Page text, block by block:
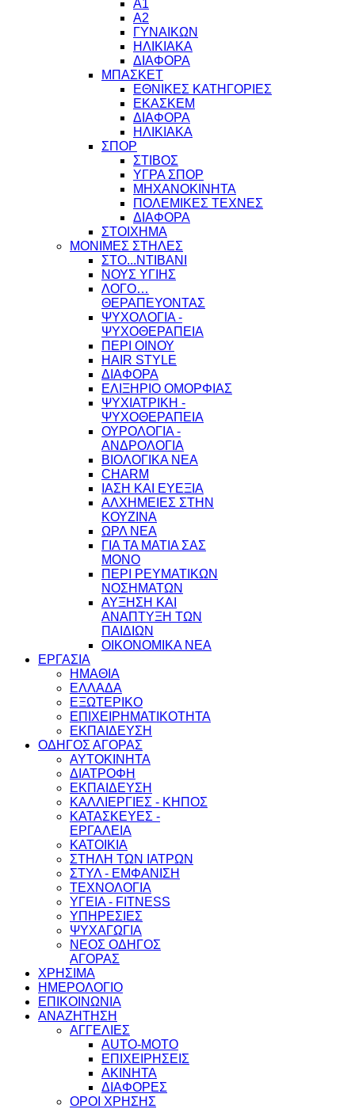
Α1
Α2
ΓΥΝΑΙΚΩΝ
ΗΛΙΚΙΑΚΑ
ΔΙΑΦΟΡΑ
ΜΠΑΣΚΕΤ
ΕΘΝΙΚΕΣ ΚΑΤΗΓΟΡΙΕΣ
ΕΚΑΣΚΕΜ
ΔΙΑΦΟΡΑ
ΗΛΙΚΙΑΚΑ
ΣΠΟΡ
ΣΤΙΒΟΣ
ΥΓΡΑ ΣΠΟΡ
ΜΗΧΑΝΟΚΙΝΗΤΑ
ΠΟΛΕΜΙΚΕΣ ΤΕΧΝΕΣ
ΔΙΑΦΟΡΑ
ΣΤΟΙΧΗΜΑ
ΜΟΝΙΜΕΣ ΣΤΗΛΕΣ
ΣΤΟ...ΝΤΙΒΑΝΙ
ΝΟΥΣ ΥΓΙΗΣ
ΛΟΓΟ…
ΘΕΡΑΠΕΥΟΝΤΑΣ
ΨΥΧΟΛΟΓΙΑ -
ΨΥΧΟΘΕΡΑΠΕΙΑ
ΠΕΡΙ ΟΙΝΟΥ
HAIR STYLE
ΔΙΑΦΟΡΑ
ΕΛΙΞΗΡΙΟ ΟΜΟΡΦΙΑΣ
ΨΥΧΙΑΤΡΙΚΗ -
ΨΥΧΟΘΕΡΑΠΕΙΑ
ΟΥΡΟΛΟΓΙΑ -
ΑΝΔΡΟΛΟΓΙΑ
ΒΙΟΛΟΓΙΚΑ ΝΕΑ
CHARM
ΙΑΣΗ ΚΑΙ ΕΥΕΞΙΑ
ΑΛΧΗΜΕΙΕΣ ΣΤΗΝ
ΚΟΥΖΙΝΑ
ΩΡΛ ΝEA
ΓΙΑ ΤΑ ΜΑΤΙΑ ΣΑΣ
ΜΟΝΟ
ΠΕΡΙ ΡΕΥΜΑΤΙΚΩΝ
ΝΟΣΗΜΑΤΩΝ
ΑΥΞΗΣΗ ΚΑΙ
ΑΝΑΠΤΥΞΗ ΤΩΝ
ΠΑΙΔΙΩΝ
ΟΙΚΟΝΟΜΙΚΑ ΝΕΑ
ΕΡΓΑΣΙΑ
ΗΜΑΘΙΑ
ΕΛΛΑΔΑ
ΕΞΩΤΕΡΙΚΟ
ΕΠΙΧΕΙΡΗΜΑΤΙΚΟΤΗΤΑ
ΕΚΠΑΙΔΕΥΣΗ
ΟΔΗΓΟΣ ΑΓΟΡΑΣ
ΑΥΤΟΚΙΝΗΤΑ
ΔΙΑΤΡΟΦΗ
ΕΚΠΑΙΔΕΥΣΗ
ΚΑΛΛΙΕΡΓΙΕΣ - ΚΗΠΟΣ
ΚΑΤΑΣΚΕΥΕΣ -
ΕΡΓΑΛΕΙΑ
ΚΑΤΟΙΚΙΑ
ΣΤΗΛΗ ΤΩΝ ΙΑΤΡΩΝ
ΣΤΥΛ - ΕΜΦΑΝΙΣΗ
ΤΕΧΝΟΛΟΓΙΑ
ΥΓΕΙΑ - FITNESS
ΥΠΗΡΕΣΙΕΣ
ΨΥΧΑΓΩΓΙΑ
ΝΕΟΣ ΟΔΗΓΟΣ
ΑΓΟΡΑΣ
ΧΡΗΣΙΜΑ
ΗΜΕΡΟΛΟΓΙΟ
ΕΠΙΚΟΙΝΩΝΙΑ
ΑΝΑΖΗΤΗΣΗ
ΑΓΓΕΛΙΕΣ
AUTO-MOTO
ΕΠΙΧΕΙΡΗΣΕΙΣ
ΑΚΙΝΗΤΑ
ΔΙΑΦΟΡΕΣ
ΟΡΟΙ ΧΡΗΣΗΣ